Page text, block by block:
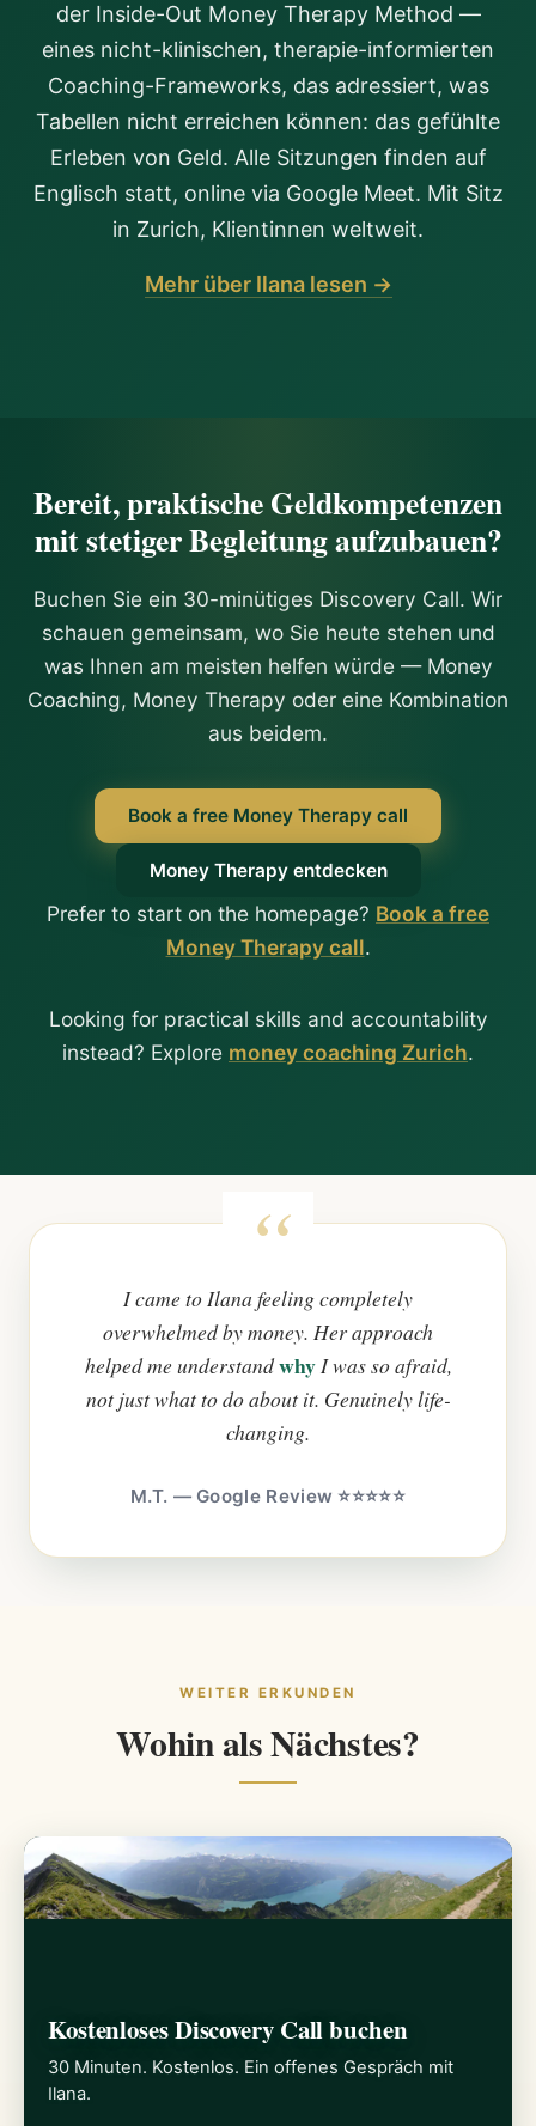
der Inside-Out Money Therapy Method —
eines nicht-klinischen, therapie-informierten
Coaching-Frameworks, das adressiert, was
Tabellen nicht erreichen können: das gefühlte
Erleben von Geld. Alle Sitzungen finden auf
Englisch statt, online via Google Meet. Mit Sitz
in Zurich, Klientinnen weltweit.
Mehr über Ilana lesen →
Bereit, praktische Geldkompetenzen
mit stetiger Begleitung aufzubauen?
Buchen Sie ein 30-minütiges Discovery Call. Wir
schauen gemeinsam, wo Sie heute stehen und
was Ihnen am meisten helfen würde — Money
Coaching, Money Therapy oder eine Kombination
aus beidem.
Book a free Money Therapy call
Money Therapy entdecken
Prefer to start on the homepage? Book a free
Money Therapy call.
Looking for practical skills and accountability
instead? Explore money coaching Zurich.
I came to Ilana feeling completely
overwhelmed by money. Her approach
helped me understandwhyI was so afraid,
not just what to do about it. Genuinely life-
changing.
M.T. — Google Review ⭐⭐⭐⭐⭐
WEITER ERKUNDEN
Wohin als Nächstes?
Kostenloses Discovery Call buchen
30 Minuten. Kostenlos. Ein offenes Gespräch mit
Ilana.